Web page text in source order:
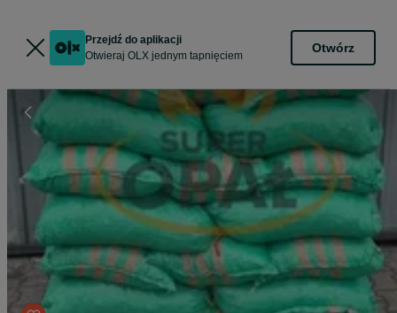
Przejdź do aplikacji
Otwieraj OLX jednym tapnięciem
Otwórz